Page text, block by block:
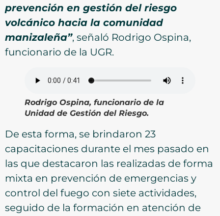
prevención en gestión del riesgo
volcánico hacia la comunidad
manizaleña”, señaló Rodrigo Ospina,
funcionario de la UGR.
Rodrigo Ospina, funcionario de la
Unidad de Gestión del Riesgo.
De esta forma, se brindaron 23
capacitaciones durante el mes pasado en
las que destacaron las realizadas de forma
mixta en prevención de emergencias y
control del fuego con siete actividades,
seguido de la formación en atención de